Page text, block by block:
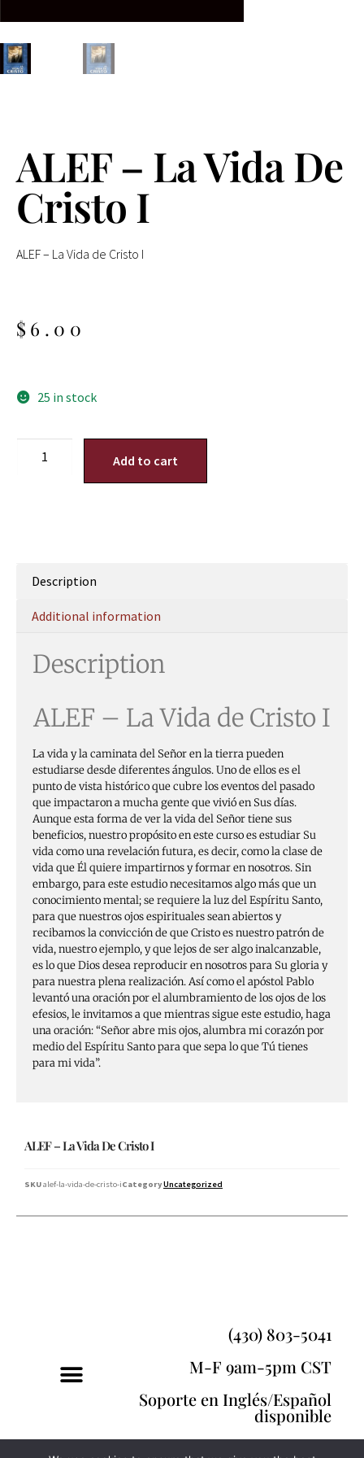
ALEF – La Vida De
Cristo I
ALEF – La Vida de Cristo I
$ 6.00
25 in stock
Add to cart
Description
Additional information
Description
ALEF – La Vida de Cristo I
La vida y la caminata del Señor en la tierra pueden
estudiarse desde diferentes ángulos. Uno de ellos es el
punto de vista histórico que cubre los eventos del pasado
que impactaron a mucha gente que vivió en Sus días.
Aunque esta forma de ver la vida del Señor tiene sus
benefi­cios, nuestro propósito en este curso es estudiar Su
vida como una revelación futura, es decir, como la clase de
vida que Él quiere impartirnos y formar en nosotros. Sin
embargo, para este estudio necesitamos algo más que un
co­nocimiento mental; se requiere la luz del Espíritu Santo,
para que nuestros ojos espirituales sean abiertos y
recibamos la convicción de que Cristo es nuestro patrón de
vida, nuestro ejemplo, y que lejos de ser algo inalcanzable,
es lo que Dios desea reproducir en nosotros para Su gloria y
para nuestra plena realización. Así como el apóstol Pablo
levantó una oración por el alumbramiento de los ojos de los
efesios, le invitamos a que mientras sigue este estudio, haga
una oración: “Se­ñor abre mis ojos, alumbra mi corazón por
medio del Espíritu Santo para que sepa lo que Tú tienes
para mi vida”.
ALEF – La Vida De Cristo I
SKUalef-la-vida-de-cristo-iCategoryUncategorized
(430) 803-5041
M-F 9am-5pm CST
Soporte en Inglés/Español
disponible